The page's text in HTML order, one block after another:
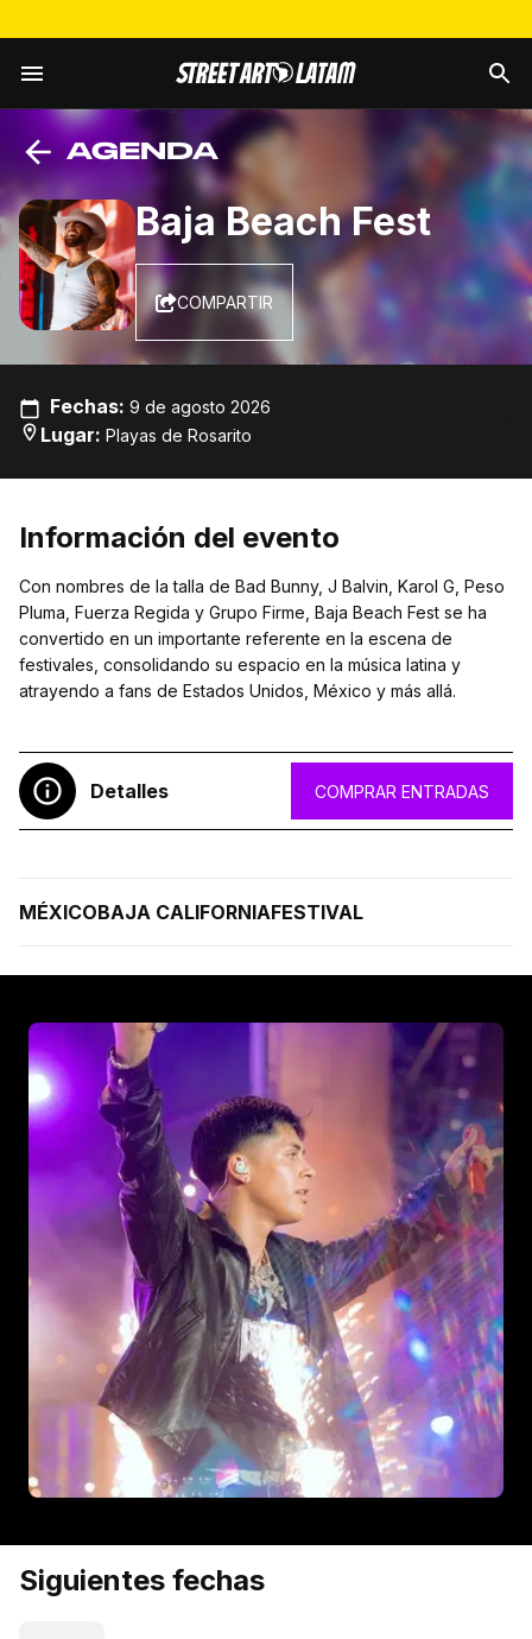
AGENDA
Baja Beach Fest
COMPARTIR
Fechas: 9 de agosto 2026
Lugar: Playas de Rosarito
Información del evento
Con nombres de la talla de Bad Bunny, J Balvin, Karol G, Peso
Pluma, Fuerza Regida y Grupo Firme, Baja Beach Fest se ha
convertido en un importante referente en la escena de
festivales, consolidando su espacio en la música latina y
atrayendo a fans de Estados Unidos, México y más allá.
Detalles COMPRAR ENTRADAS
MÉXICOBAJA CALIFORNIAFESTIVAL
Siguientes fechas